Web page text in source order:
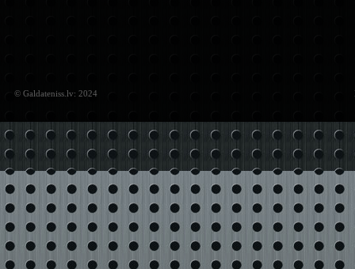
© Galdateniss.lv: 2024